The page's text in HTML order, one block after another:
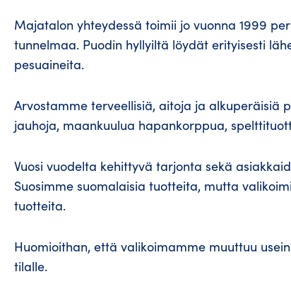
Majatalon yhteydessä toimii jo vuonna 1999
tunnelmaa. Puodin hyllyiltä löydät erityisesti
pesuaineita.
Arvostamme terveellisiä, aitoja ja alkuperäisiä
jauhoja, maankuulua hapankorppua,
Vuosi vuodelta kehittyvä tarjonta sekä
Suosimme suomalaisia tuotteita, mutta
tuotteita.
Huomioithan, että valikoimamme muuttuu
tilalle.